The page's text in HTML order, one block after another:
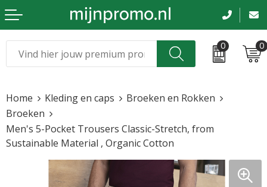
0 0
Kleding & caps
Sportkleding
Werkkleding
Sinterklaas
Voetbal, EK en WK
Home Kleding en caps
Broeken en Rokken
Broeken
Men's 5-Pocket Trousers Classic-Stretch, from
Sustainable Material , Organic Cotton